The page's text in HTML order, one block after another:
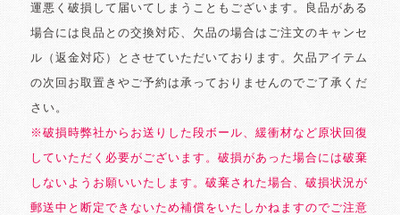
運悪く破損して届いてしまうこともございます。良品がある
場合には良品との交換対応、欠品の場合はご注文のキャンセ
ル（返金対応）とさせていただいております。欠品アイテム
の次回お取置きやご予約は承っておりませんのでご了承くだ
さい。
※破損時弊社からお送りした段ボール、緩衝材など原状回復
していただく必要がございます。破損があった場合には破棄
しないようお願いいたします。破棄された場合、破損状況が
郵送中と断定できないため補償をいたしかねますのでご注意